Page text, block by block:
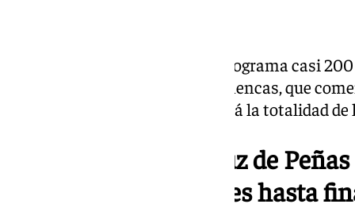
programa casi
Circuito Andaluz de Peñas Flamencas, que
en la provincia de Jaén, recorrerá la totalidad
El Circuito Andaluz de
funciones hasta